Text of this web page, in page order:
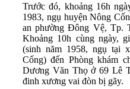
Trước đó, khoảng 16h
1983, ngụ huyện Nông
an phường Đông Vệ, Tp.
Khoảng 10h cùng ngày,
(sinh năm 1958, ngụ tại
Cống) đến Phòng khám
Dương Văn Thọ ở 69 Lê
đinh xương vai đòn bị gãy.